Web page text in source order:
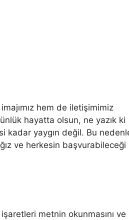
hem de iletişimimiz
hayatta olsun, ne yazık ki
kadar yaygın değil. Bu
ve herkesin başvurabileceği
metnin okunmasını ve